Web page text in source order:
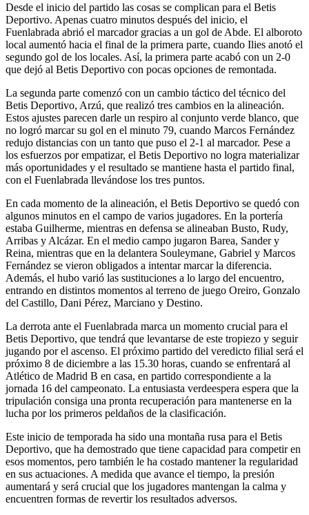
Desde el inicio del partido las cosas se complican para el Betis
Deportivo. Apenas cuatro minutos después del inicio, el
Fuenlabrada abrió el marcador gracias a un gol de Abde. El alboroto
local aumentó hacia el final de la primera parte, cuando Ilies anotó el
segundo gol de los locales. Así, la primera parte acabó con un 2-0
que dejó al Betis Deportivo con pocas opciones de remontada.
La segunda parte comenzó con un cambio táctico del técnico del
Betis Deportivo, Arzú, que realizó tres cambios en la alineación.
Estos ajustes parecen darle un respiro al conjunto verde blanco, que
no logró marcar su gol en el minuto 79, cuando Marcos Fernández
redujo distancias con un tanto que puso el 2-1 al marcador. Pese a
los esfuerzos por empatizar, el Betis Deportivo no logra materializar
más oportunidades y el resultado se mantiene hasta el partido final,
con el Fuenlabrada llevándose los tres puntos.
En cada momento de la alineación, el Betis Deportivo se quedó con
algunos minutos en el campo de varios jugadores. En la portería
estaba Guilherme, mientras en defensa se alineaban Busto, Rudy,
Arribas y Alcázar. En el medio campo jugaron Barea, Sander y
Reina, mientras que en la delantera Souleymane, Gabriel y Marcos
Fernández se vieron obligados a intentar marcar la diferencia.
Además, el hubo varió las sustituciones a lo largo del encuentro,
entrando en distintos momentos al terreno de juego Oreiro, Gonzalo
del Castillo, Dani Pérez, Marciano y Destino.
La derrota ante el Fuenlabrada marca un momento crucial para el
Betis Deportivo, que tendrá que levantarse de este tropiezo y seguir
jugando por el ascenso. El próximo partido del veredicto filial será el
próximo 8 de diciembre a las 15.30 horas, cuando se enfrentará al
Atlético de Madrid B en casa, en partido correspondiente a la
jornada 16 del campeonato. La entusiasta verdeespera espera que la
tripulación consiga una pronta recuperación para mantenerse en la
lucha por los primeros peldaños de la clasificación.
Este inicio de temporada ha sido una montaña rusa para el Betis
Deportivo, que ha demostrado que tiene capacidad para competir en
esos momentos, pero también le ha costado mantener la regularidad
en sus actuaciones. A medida que avance el tiempo, la presión
aumentará y será crucial que los jugadores mantengan la calma y
encuentren formas de revertir los resultados adversos.